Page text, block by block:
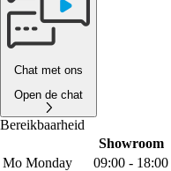
Chat met ons
Open de chat
Bereikbaarheid
Showroom
Mo Monday 09:00 - 18:00